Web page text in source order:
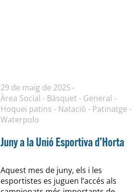
29 de maig de 2025
Àrea Social - Bàsquet - General -
Hoquei patins - Natació - Patinatge -
Waterpolo
Juny a la Unió Esportiva d’Horta
Aquest mes de juny, els i les
esportistes es juguen l’accés als